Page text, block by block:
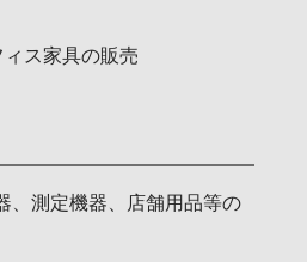
ス家具の販売
、測定機器、店舗用品等の